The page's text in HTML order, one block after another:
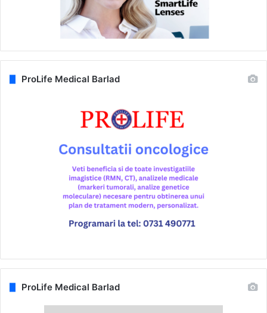
ProLife Medical Barlad
ProLife Medical Barlad